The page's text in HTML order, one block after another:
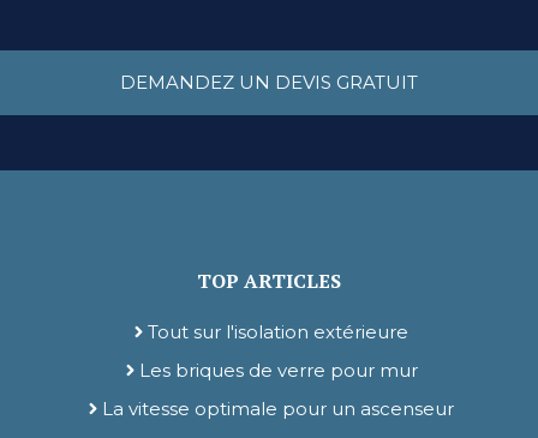
DEMANDEZ UN DEVIS GRATUIT
TOP ARTICLES
Tout sur l'isolation extérieure
Les briques de verre pour mur
La vitesse optimale pour un ascenseur